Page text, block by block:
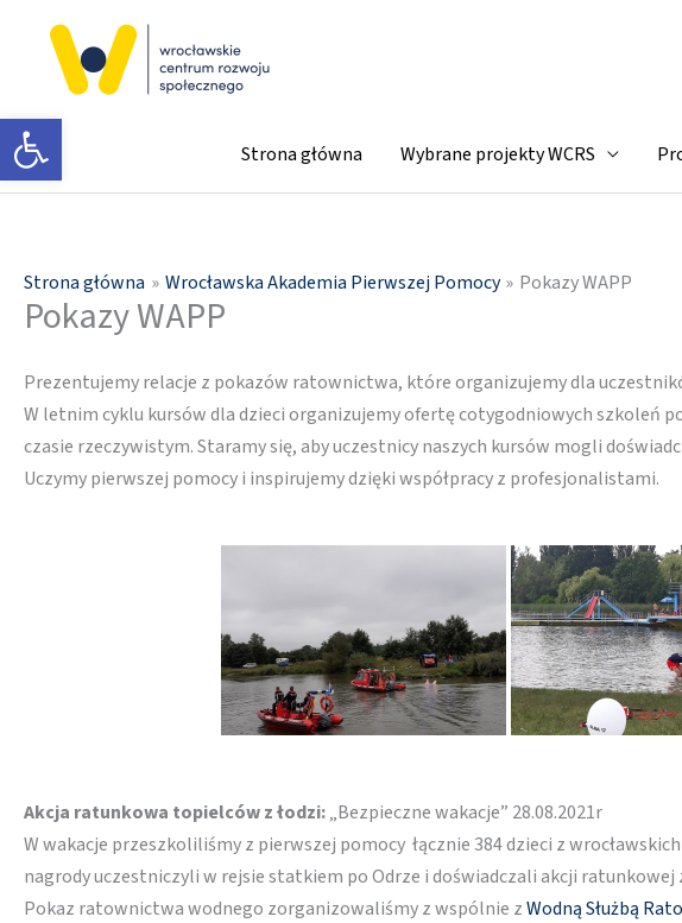
Otwórz pasek narzędzi Strona główna Wybrane projekty WCRS
Strona główna Wrocławska Akademia Pierwszej Pomocy Pokazy WAPP
Pokazy WAPP
Prezentujemy relacje z pokazów ratownictwa, które organizujemy dla
W letnim cyklu kursów dla dzieci organizujemy ofertę cotygodniowych szkoleń
czasie rzeczywistym. Staramy się, aby uczestnicy naszych kursów mogli
Uczymy pierwszej pomocy i inspirujemy dzięki współpracy z profesjonalistami.
Akcja ratunkowa topielców z łodzi:„Bezpieczne wakacje” 28.08.2021r
W wakacje przeszkoliliśmy z pierwszej pomocy łącznie 384 dzieci z
nagrody uczestniczyli w rejsie statkiem po Odrze i doświadczali akcji ratunkowej
Pokaz ratownictwa wodnego zorganizowaliśmy z wspólnie zWodną Służbą